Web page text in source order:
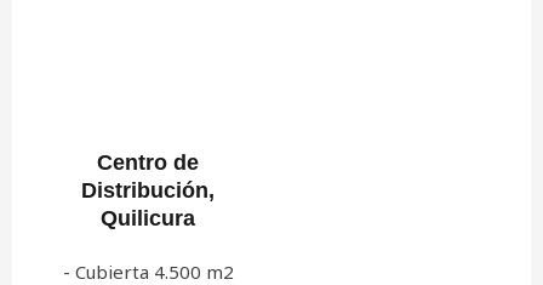
Centro de
Distribución,
Quilicura
- Cubierta 4.500 m2